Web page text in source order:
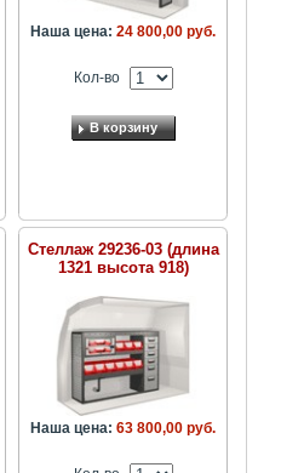
Наша цена: 24 800,00 руб.
Кол-во
В корзину
Стеллаж 29236-03 (длина
1321 высота 918)
Наша цена: 63 800,00 руб.